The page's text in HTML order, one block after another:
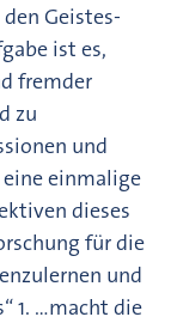
Geistes-
ist es,
fremder
zu
und
einmalige
dieses
für die
und
1. ...macht die